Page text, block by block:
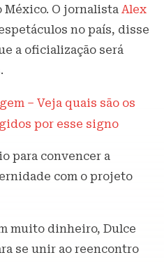
México. O jornalista Alex
no país, disse
a oficialização será
– Veja quais são os
por esse signo
para convencer a
com o projeto
muito dinheiro, Dulce
se unir ao reencontro